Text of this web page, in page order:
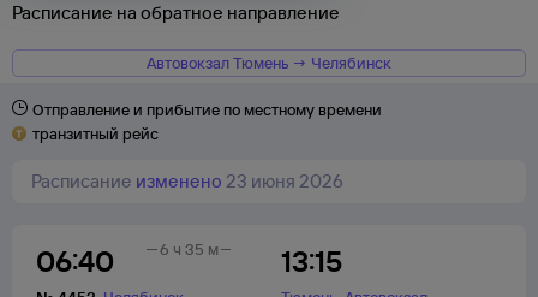
Расписание на обратное направление
Автовокзал Тюмень → Челябинск
Отправление и прибытие по местному времени
транзитный рейс
Расписание изменено 23 июня 2026
06:40 13:15
6 ч 35 м